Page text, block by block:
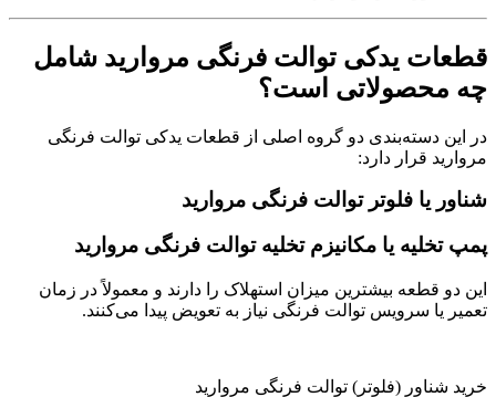
قطعات یدکی توالت فرنگی مروارید شامل
چه محصولاتی است؟
در این دسته‌بندی دو گروه اصلی از قطعات یدکی توالت فرنگی
مروارید قرار دارد:
شناور یا فلوتر توالت فرنگی مروارید
پمپ تخلیه یا مکانیزم تخلیه توالت فرنگی مروارید
این دو قطعه بیشترین میزان استهلاک را دارند و معمولاً در زمان
تعمیر یا سرویس توالت فرنگی نیاز به تعویض پیدا می‌کنند.
خرید شناور (فلوتر) توالت فرنگی مروارید